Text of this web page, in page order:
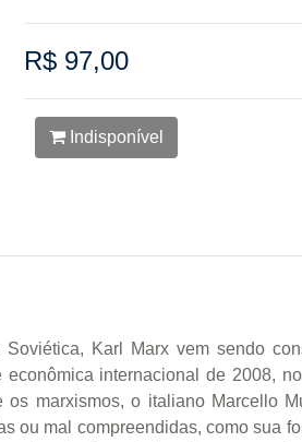
R$ 97,00
Indisponível
Karl Marx vem sendo
internacional de 2008,
marxismos, o italiano Marcello
ou mal compreendidas, como sua